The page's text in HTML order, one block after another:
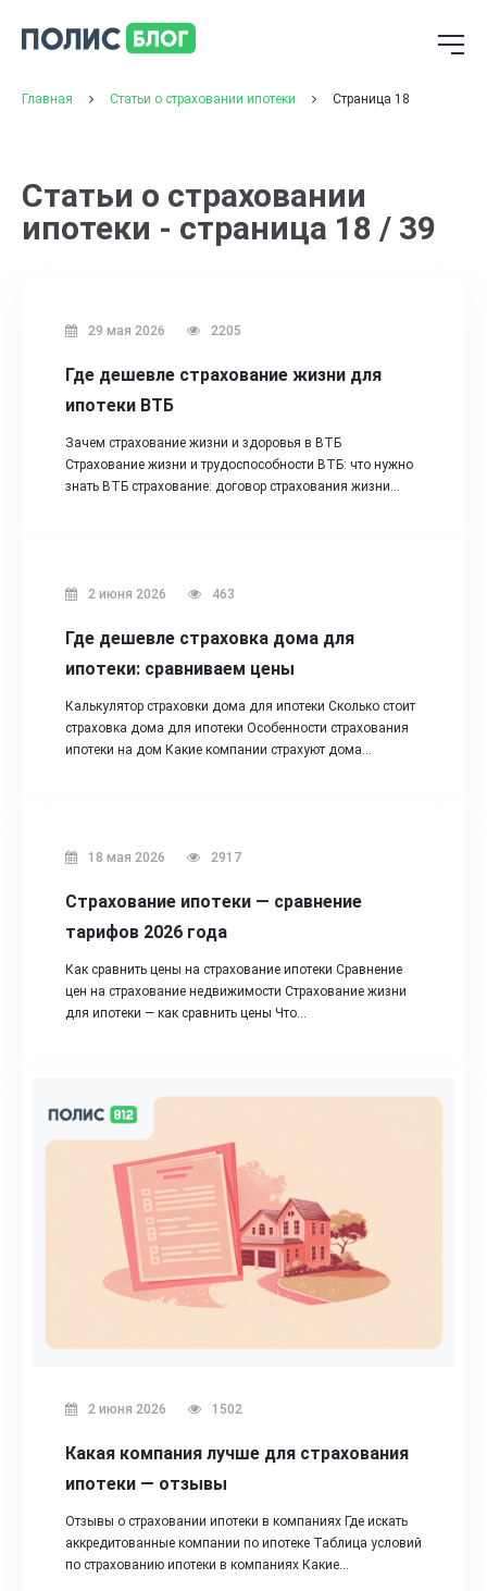
Главная Статьи о страховании ипотеки Страница 18
Статьи о страховании
ипотеки - страница 18 / 39
29 мая 2026 2205
Где дешевле страхование жизни для
ипотеки ВТБ
Зачем страхование жизни и здоровья в ВТБ
Страхование жизни и трудоспособности ВТБ: что нужно
знать ВТБ страхование: договор страхования жизни…
2 июня 2026 463
Где дешевле страховка дома для
ипотеки: сравниваем цены
Калькулятор страховки дома для ипотеки Сколько стоит
страховка дома для ипотеки Особенности страхования
ипотеки на дом Какие компании страхуют дома…
18 мая 2026 2917
Страхование ипотеки — сравнение
тарифов 2026 года
Как сравнить цены на страхование ипотеки Сравнение
цен на страхование недвижимости Страхование жизни
для ипотеки — как сравнить цены Что…
2 июня 2026 1502
Какая компания лучше для страхования
ипотеки — отзывы
Отзывы о страховании ипотеки в компаниях Где искать
аккредитованные компании по ипотеке Таблица условий
по страхованию ипотеки в компаниях Какие…